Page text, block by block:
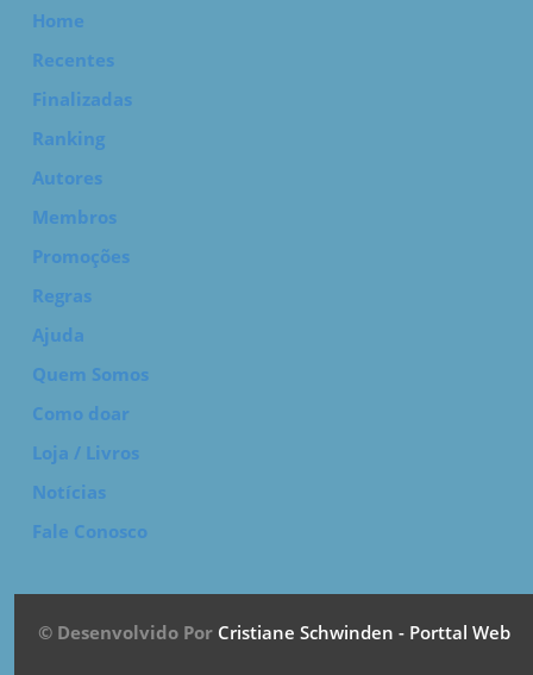
Home
Recentes
Finalizadas
Ranking
Autores
Membros
Promoções
Regras
Ajuda
Quem Somos
Como doar
Loja / Livros
Notícias
Fale Conosco
© Desenvolvido Por Cristiane Schwinden - Porttal Web